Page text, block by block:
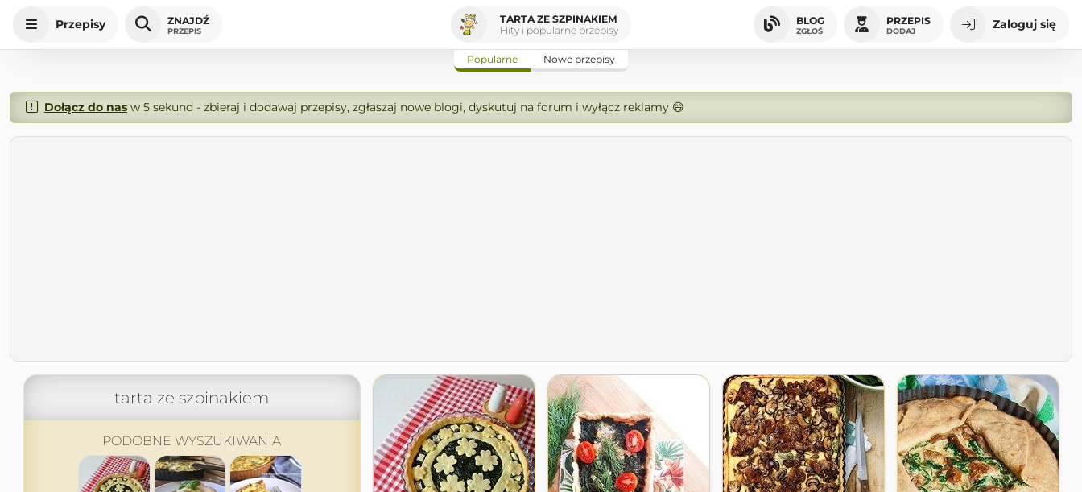
Przepisy ZNAJDŹ
PRZEPIS
TARTA ZE SZPINAKIEM
Hity i popularne przepisy
BLOG
ZGŁOŚ
PRZEPIS
DODAJ Zaloguj się
Popularne Nowe przepisy
Dołącz do nasw 5 sekund - zbieraj i dodawaj przepisy, zgłaszaj nowe blogi, dyskutuj na forum i wyłącz reklamy 😄
tarta ze szpinakiem
PODOBNE WYSZUKIWANIA